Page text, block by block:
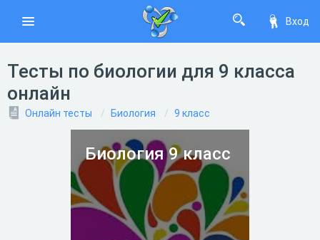
Вход
Тесты по биологии для 9 класса
онлайн
Онлайн тесты Биология 9 класс
Биология 9 класс